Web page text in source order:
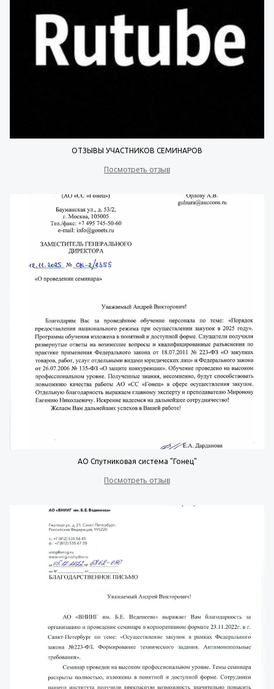
ОТЗЫВЫ УЧАСТНИКОВ СЕМИНАРОВ
Посмотреть отзыв
АО Спутниковая система "Гонец"
Посмотреть отзыв